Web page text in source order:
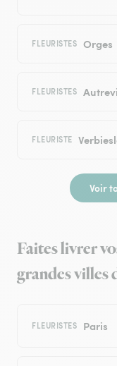
FLEURISTES Orges
FLEURISTES
FLEURISTE
Voir
Faites livrer
grandes villes
FLEURISTES Paris